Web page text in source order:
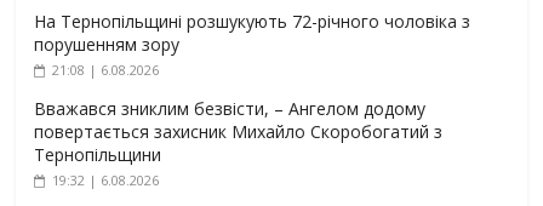
На Тернопільщині розшукують 72-річного чоловіка з
порушенням зору
21:08 | 6.08.2026
Вважався зниклим безвісти, – Ангелом додому
повертається захисник Михайло Скоробогатий з
Тернопільщини
19:32 | 6.08.2026